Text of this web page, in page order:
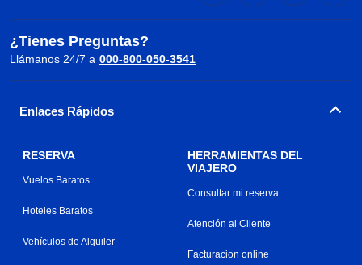
¿Tienes Preguntas?
Llámanos 24/7 a 000-800-050-3541
Enlaces Rápidos
RESERVA
Vuelos Baratos
Hoteles Baratos
Vehículos de Alquiler
HERRAMIENTAS DEL
VIAJERO
Consultar mi reserva
Atención al Cliente
Facturacion online